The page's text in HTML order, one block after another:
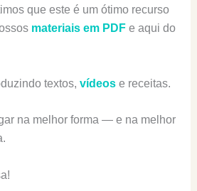
que este é um ótimo recurso
materiais em PDFe aqui do
textos, vídeose receitas.
na melhor forma — e na melhor